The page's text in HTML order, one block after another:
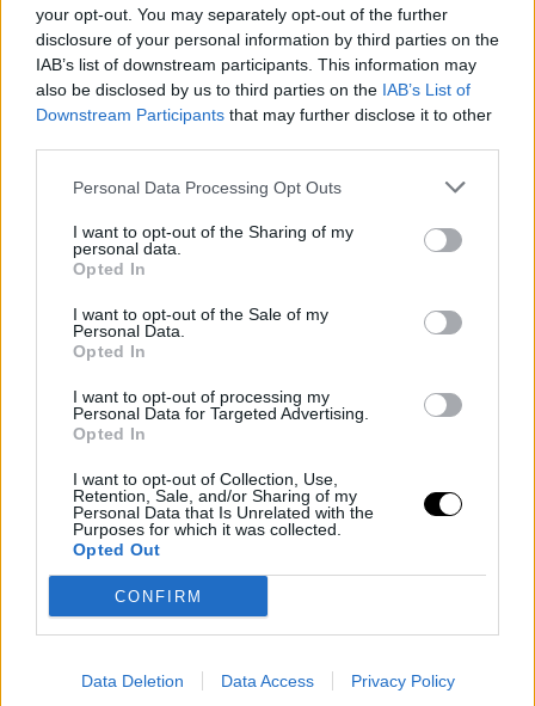
your opt-out. You may separately opt-out of the further
disclosure of your personal information by third parties on the
IAB’s list of downstream participants. This information may
also be disclosed by us to third parties on the IAB’s List of
Downstream Participants that may further disclose it to other
Personal Data Processing Opt Outs
I want to opt-out of the Sharing of my
personal data.
Opted In
I want to opt-out of the Sale of my
Personal Data.
Opted In
I want to opt-out of processing my
Personal Data for Targeted Advertising.
Opted In
I want to opt-out of Collection, Use,
Retention, Sale, and/or Sharing of my
Personal Data that Is Unrelated with the
Purposes for which it was collected.
Opted Out
CONFIRM
Data Deletion Data Access Privacy Policy
Espacios de confianza para
stakeholders
El objetivo es sacar más y mejor información
en las sesiones de trabajo, por eso debemos
involucrarlos en el proceso de diseño.